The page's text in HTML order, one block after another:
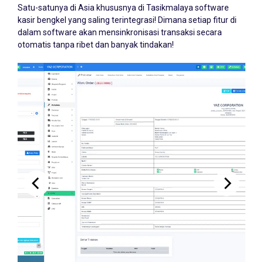
Satu-satunya di Asia khususnya di Tasikmalaya software
kasir bengkel yang saling terintegrasi! Dimana setiap fitur di
dalam software akan mensinkronisasi transaksi secara
otomatis tanpa ribet dan banyak tindakan!